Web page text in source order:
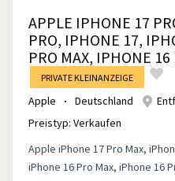
APPLE IPHONE 17
PRO, IPHONE 17,
PRO MAX, IPHONE 16
PRIVATE KLEINANZEIGE
Apple Deutschland
Preistyp: Verkaufen
Apple iPhone 17 Pro Max,
iPhone 16 Pro Max, iPhone 16